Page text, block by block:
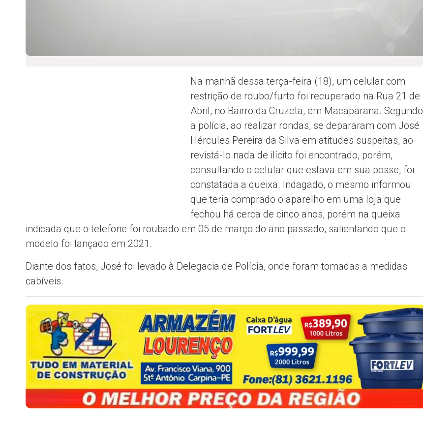
Na manhã dessa terça-feira (18), um celular com
restrição de roubo/furto foi recuperado na Rua 21 de
Abril, no Bairro da Cruzeta, em Macaparana. Segundo
a polícia, ao realizar rondas, se depararam com José
Hércules Pereira da Silva em atitudes suspeitas, ao
revistá-lo nada de ilícito foi encontrado, porém,
consultando o celular que estava em sua posse, foi
constatada a queixa. Indagado, o mesmo informou
que teria comprado o aparelho em uma loja que
fechou há cerca de cinco anos, porém na queixa
indicada que o telefone foi roubado em 05 de março do ano passado, salientando que o
modelo foi lançado em 2021.
Diante dos fatos, José foi levado à Delegacia de Polícia, onde foram tomadas a medidas
cabíveis.